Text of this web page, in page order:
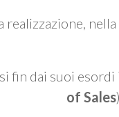
realizzazione,
fin dai suoi
of Sales